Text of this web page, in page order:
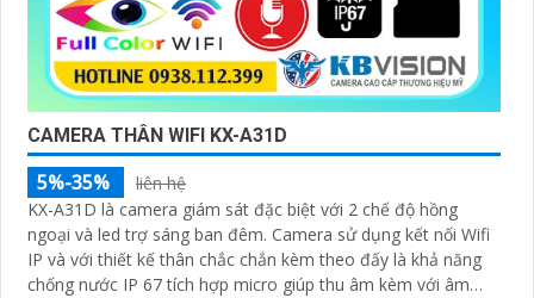
CAMERA THÂN WIFI KX-A31D
5%-35%
liên hệ
KX-A31D là camera giám sát đặc biệt với 2 chế độ hồng
ngoại và led trợ sáng ban đêm. Camera sử dụng kết nối Wifi
IP và với thiết kế thân chắc chắn kèm theo đấy là khả năng
chống nước IP 67 tích hợp micro giúp thu âm kèm với âm